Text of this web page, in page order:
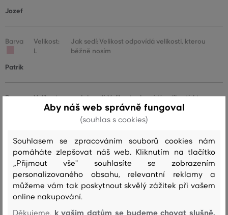
Jozef
Barva
Velikost:
L
Jak sedí: Velikost odpovídá velikosti, kterou
běžně nosím
Patrik
Barva
Velikost:
XXXL
Jak sedí: Velikost odpovídá velikosti, kterou
běžně nosím
Tabulka velikostí pánských košil
Tabulka velikostí pánských košil - REGULAR
Aby náš web správně fungoval
(souhlas s cookies)
Souhlasem se zpracováním souborů cookies nám
pomáháte zlepšovat náš web. Kliknutím na tlačítko
„Přijmout vše" souhlasíte se zobrazením
personalizovaného obsahu, relevantní reklamy a
můžeme vám tak poskytnout skvělý zážitek při vašem
online nakupování.
Děkujeme, k vašim datům se budeme chovat slušně.